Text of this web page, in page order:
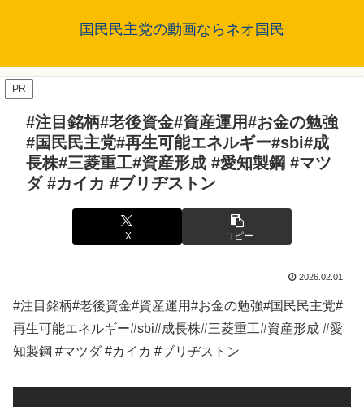
国民民主党の動画ならネオ国民
PR
#注目銘柄#老後資金#資産運用#お金の勉強
#国民民主党#再生可能エネルギー#sbi#成
長株#三菱重工#資産形成 #愛知製鋼 #マツ
ダ #カイカ #ブリヂストン
X コピー
2026.02.01
#注目銘柄#老後資金#資産運用#お金の勉強#国民民主党#
再生可能エネルギー#sbi#成長株#三菱重工#資産形成 #愛
知製鋼 #マツダ #カイカ #ブリヂストン